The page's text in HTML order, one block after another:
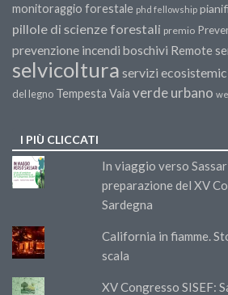
monitoraggio forestale phd fellowship
pillole di scienze forestali premio
prevenzione incendi boschivi Remote
selvicoltura servizi
del legno Tempesta Vaia verde urbano
I PIÙ CLICCATI
In viaggio verso
preparazione del XV
Sardegna
California in fiamme.
scala
XV Congresso SISEF: